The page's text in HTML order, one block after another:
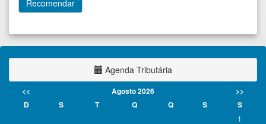
Agenda Tributária
<< Agosto 2026
>>
D
S T Q Q S S
1